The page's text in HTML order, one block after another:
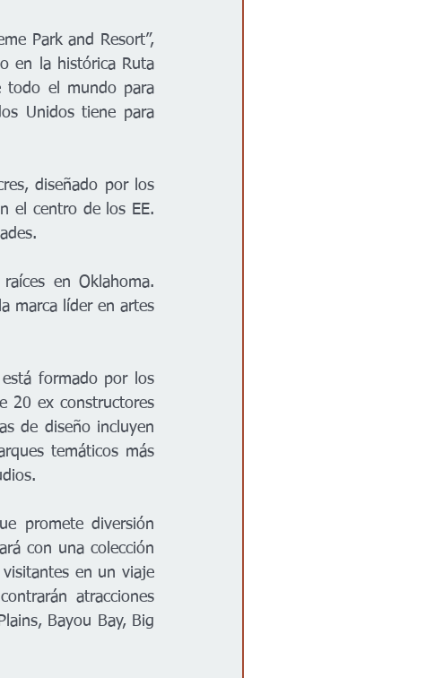
Park and Resort”,
en la histórica Ruta
todo el mundo para
Unidos tiene para
diseñado por los
el centro de los EE.
en Oklahoma.
marca líder en artes
formado por los
20 ex constructores
de diseño incluyen
temáticos más
promete diversión
con una colección
en un viaje
atracciones
Bayou Bay, Big